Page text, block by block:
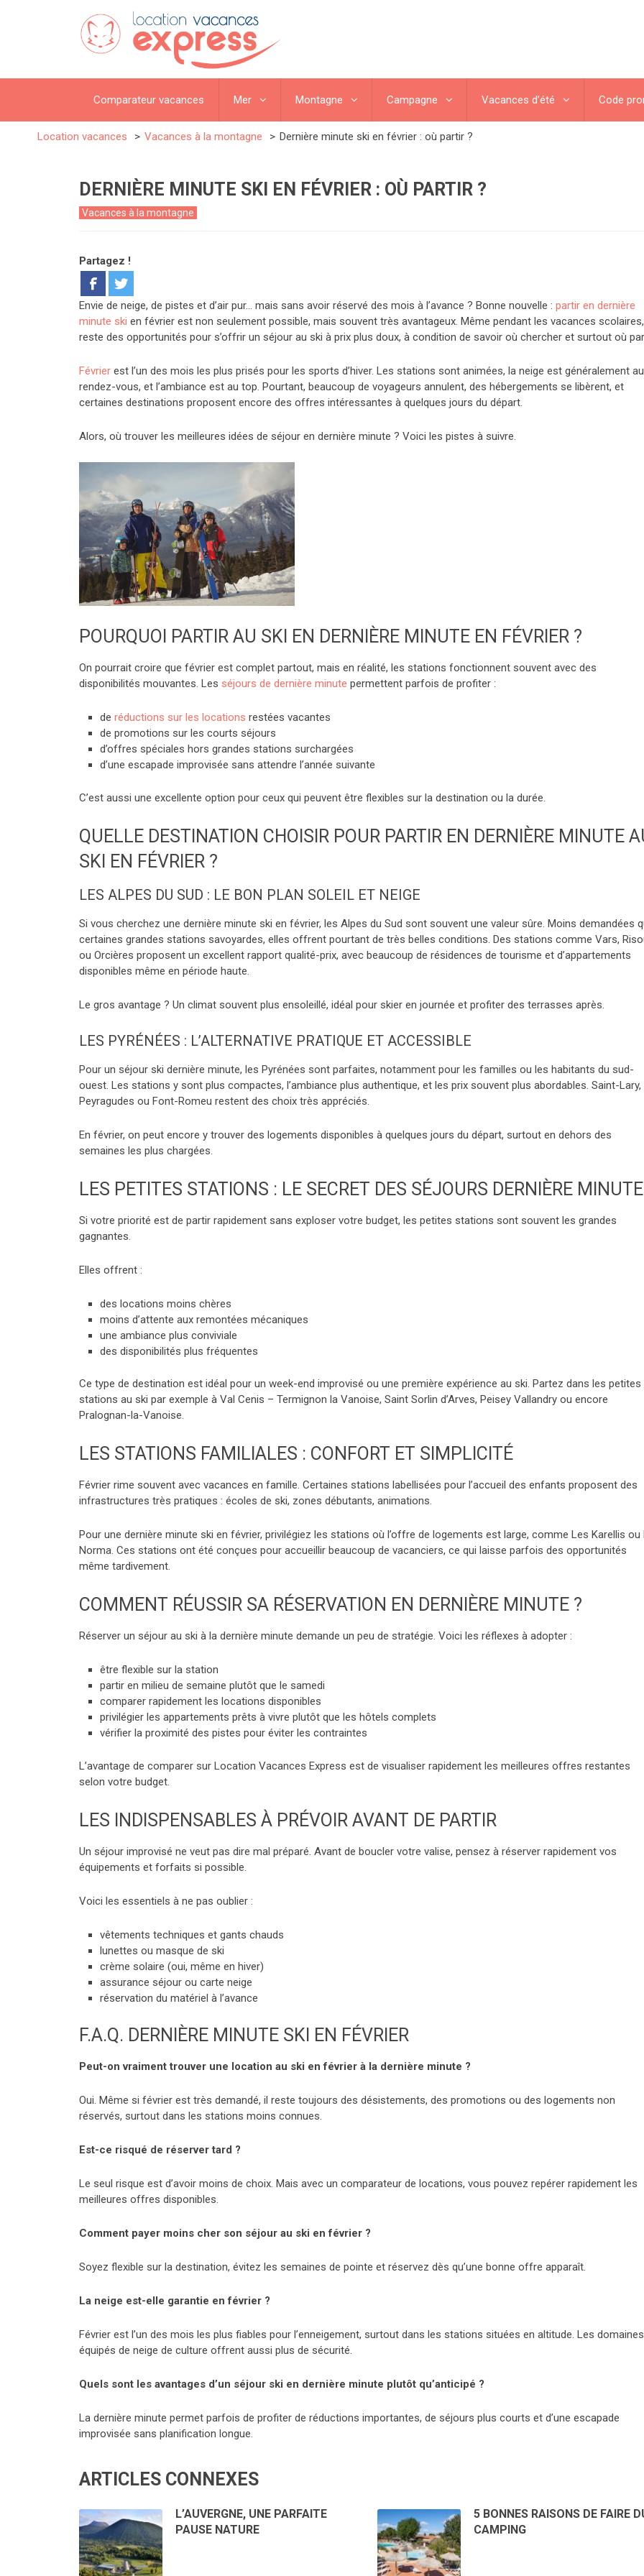
Comparateur vacances Mer Montagne Campagne Vacances d’été Code
Location vacances Vacances à la montagne Dernière minute ski en février : où partir ?
DERNIÈRE MINUTE SKI EN FÉVRIER : OÙ PARTIR ?
Vacances à la montagne
Partagez !
Envie de neige, de pistes et d’air pur… mais sans avoir réservé des mois à l’avance ? Bonne nouvelle : partir en dernière
minute ski en février est non seulement possible, mais souvent très avantageux. Même pendant les vacances
reste des opportunités pour s’offrir un séjour au ski à prix plus doux, à condition de savoir où chercher et surtout où
Février est l’un des mois les plus prisés pour les sports d’hiver. Les stations sont animées, la neige est généralement au
rendez-vous, et l’ambiance est au top. Pourtant, beaucoup de voyageurs annulent, des hébergements se libèrent, et
certaines destinations proposent encore des offres intéressantes à quelques jours du départ.
Alors, où trouver les meilleures idées de séjour en dernière minute ? Voici les pistes à suivre.
POURQUOI PARTIR AU SKI EN DERNIÈRE MINUTE EN FÉVRIER ?
On pourrait croire que février est complet partout, mais en réalité, les stations fonctionnent souvent avec des
disponibilités mouvantes. Les séjours de dernière minute permettent parfois de profiter :
de réductions sur les locations restées vacantes
de promotions sur les courts séjours
d’offres spéciales hors grandes stations surchargées
d’une escapade improvisée sans attendre l’année suivante
C’est aussi une excellente option pour ceux qui peuvent être flexibles sur la destination ou la durée.
QUELLE DESTINATION CHOISIR POUR PARTIR EN DERNIÈRE MINUTE
SKI EN FÉVRIER ?
LES ALPES DU SUD : LE BON PLAN SOLEIL ET NEIGE
Si vous cherchez une dernière minute ski en février, les Alpes du Sud sont souvent une valeur sûre. Moins demandées
certaines grandes stations savoyardes, elles offrent pourtant de très belles conditions. Des stations comme Vars,
ou Orcières proposent un excellent rapport qualité-prix, avec beaucoup de résidences de tourisme et d’appartements
disponibles même en période haute.
Le gros avantage ? Un climat souvent plus ensoleillé, idéal pour skier en journée et profiter des terrasses après.
LES PYRÉNÉES : L’ALTERNATIVE PRATIQUE ET ACCESSIBLE
Pour un séjour ski dernière minute, les Pyrénées sont parfaites, notamment pour les familles ou les habitants du sud-
ouest. Les stations y sont plus compactes, l’ambiance plus authentique, et les prix souvent plus abordables. Saint-Lary,
Peyragudes ou Font-Romeu restent des choix très appréciés.
En février, on peut encore y trouver des logements disponibles à quelques jours du départ, surtout en dehors des
semaines les plus chargées.
LES PETITES STATIONS : LE SECRET DES SÉJOURS DERNIÈRE MINUTE
Si votre priorité est de partir rapidement sans exploser votre budget, les petites stations sont souvent les grandes
gagnantes.
Elles offrent :
des locations moins chères
moins d’attente aux remontées mécaniques
une ambiance plus conviviale
des disponibilités plus fréquentes
Ce type de destination est idéal pour un week-end improvisé ou une première expérience au ski. Partez dans les petites
stations au ski par exemple à Val Cenis – Termignon la Vanoise, Saint Sorlin d’Arves, Peisey Vallandry ou encore
Pralognan-la-Vanoise.
LES STATIONS FAMILIALES : CONFORT ET SIMPLICITÉ
Février rime souvent avec vacances en famille. Certaines stations labellisées pour l’accueil des enfants proposent des
infrastructures très pratiques : écoles de ski, zones débutants, animations.
Pour une dernière minute ski en février, privilégiez les stations où l’offre de logements est large, comme Les Karellis ou
Norma. Ces stations ont été conçues pour accueillir beaucoup de vacanciers, ce qui laisse parfois des opportunités
même tardivement.
COMMENT RÉUSSIR SA RÉSERVATION EN DERNIÈRE MINUTE ?
Réserver un séjour au ski à la dernière minute demande un peu de stratégie. Voici les réflexes à adopter :
être flexible sur la station
partir en milieu de semaine plutôt que le samedi
comparer rapidement les locations disponibles
privilégier les appartements prêts à vivre plutôt que les hôtels complets
vérifier la proximité des pistes pour éviter les contraintes
L’avantage de comparer sur Location Vacances Express est de visualiser rapidement les meilleures offres restantes
selon votre budget.
LES INDISPENSABLES À PRÉVOIR AVANT DE PARTIR
Un séjour improvisé ne veut pas dire mal préparé. Avant de boucler votre valise, pensez à réserver rapidement vos
équipements et forfaits si possible.
Voici les essentiels à ne pas oublier :
vêtements techniques et gants chauds
lunettes ou masque de ski
crème solaire (oui, même en hiver)
assurance séjour ou carte neige
réservation du matériel à l’avance
F.A.Q. DERNIÈRE MINUTE SKI EN FÉVRIER
Peut-on vraiment trouver une location au ski en février à la dernière minute ?
Oui. Même si février est très demandé, il reste toujours des désistements, des promotions ou des logements non
réservés, surtout dans les stations moins connues.
Est-ce risqué de réserver tard ?
Le seul risque est d’avoir moins de choix. Mais avec un comparateur de locations, vous pouvez repérer rapidement les
meilleures offres disponibles.
Comment payer moins cher son séjour au ski en février ?
Soyez flexible sur la destination, évitez les semaines de pointe et réservez dès qu’une bonne offre apparaît.
La neige est-elle garantie en février ?
Février est l’un des mois les plus fiables pour l’enneigement, surtout dans les stations situées en altitude. Les domaines
équipés de neige de culture offrent aussi plus de sécurité.
Quels sont les avantages d’un séjour ski en dernière minute plutôt qu’anticipé ?
La dernière minute permet parfois de profiter de réductions importantes, de séjours plus courts et d’une escapade
improvisée sans planification longue.
ARTICLES CONNEXES
L’AUVERGNE, UNE PARFAITE
PAUSE NATURE
5 BONNES RAISONS DE FAIRE
CAMPING